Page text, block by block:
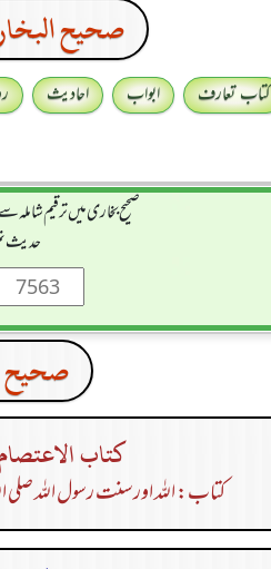
صحيح
کتاب تعارف ابواب احادیث
صحیح بخاری میں ترقیم شاملہ
حدیث
صحيح
كتاب
کتاب: اللہ اور سنت رسول اللہ صلی